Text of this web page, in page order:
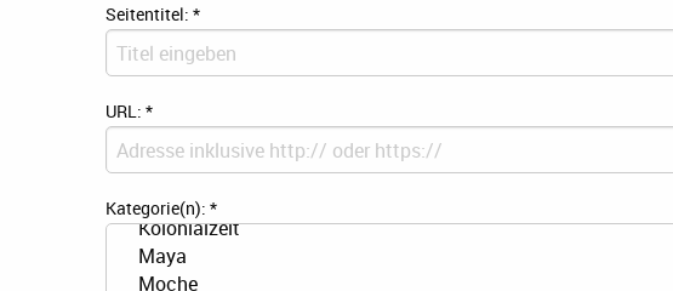
Seitentitel: *
URL: *
Kategorie(n): *